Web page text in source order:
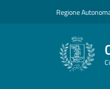
Regione